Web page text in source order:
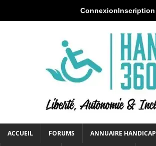
ConnexionInscription
ACCUEIL FORUMS ANNUAIRE HANDICAP